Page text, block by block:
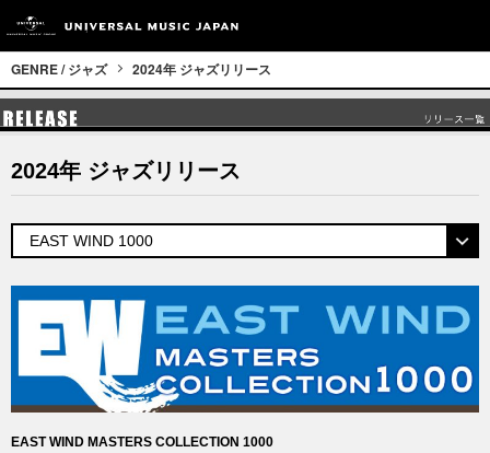
GENRE / ジャズ 2024年 ジャズリリース
2024年 ジャズリリース
EAST WIND MASTERS COLLECTION 1000